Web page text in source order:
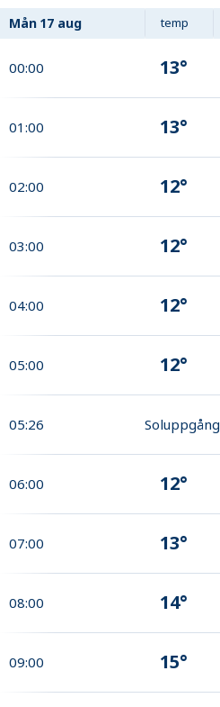
Mån 17 aug temp
00:00 13°
01:00 13°
02:00 12°
03:00 12°
04:00 12°
05:00 12°
05:26 Soluppgång
06:00 12°
07:00 13°
08:00 14°
09:00 15°